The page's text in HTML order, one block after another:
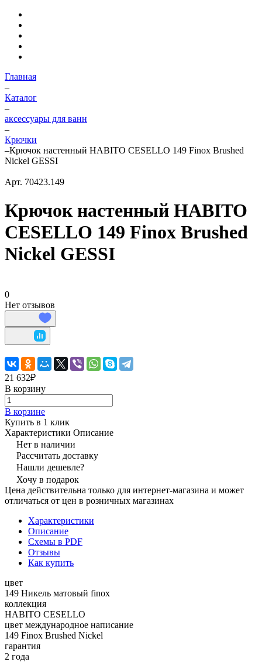
Главная
–
Каталог
–
аксессуары для ванн
–
Крючки
–Крючок настенный HABITO CESELLO 149 Finox Brushed
Nickel GESSI
Арт. 70423.149
Крючок настенный HABITO
CESELLO 149 Finox Brushed
Nickel GESSI
0
Нет отзывов
21 632₽
В корзину
В корзине
Купить в 1 клик
Характеристики Описание
Нет в наличии
Рассчитать доставку
Нашли дешевле?
Хочу в подарок
Цена действительна только для интернет-магазина и может
отличаться от цен в розничных магазинах
Характеристики
Описание
Схемы в PDF
Отзывы
Как купить
цвет
149 Никель матовый finox
коллекция
HABITO CESELLO
цвет международное написание
149 Finox Brushed Nickel
гарантия
2 года